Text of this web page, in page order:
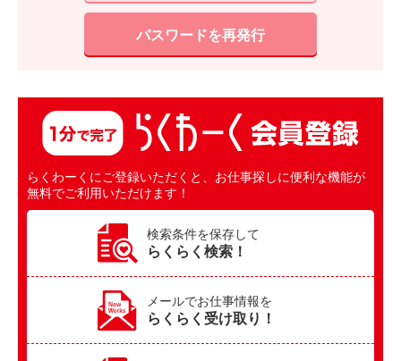
らくわーくにご登録いただくと、お仕事探しに便利な機能が
無料でご利用いただけます！
検索条件を保存して
らくらく検索！
メールでお仕事情報を
らくらく受け取り！